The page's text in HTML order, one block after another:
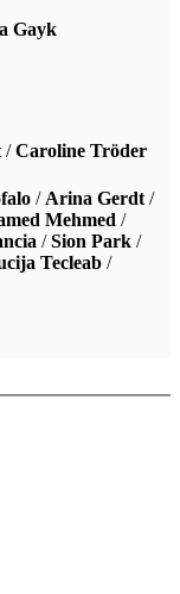
Gayk
/Caroline Tröder
/ Arina Gerdt /
Mehmed /
/Sion Park /
Tecleab /